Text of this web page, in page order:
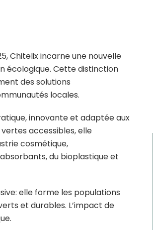
Chitelix incarne une nouvelle
écologique. Cette distinction
des solutions
locales.
innovante et adaptée aux
accessibles, elle
cosmétique,
du bioplastique et
elle forme les populations
et durables. L’impact de